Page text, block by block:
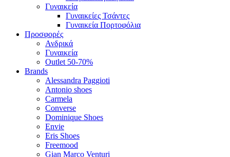
Γυναικεία
Γυναικείες Τσάντες
Γυναικεία Πορτοφόλια
Προσφορές
Ανδρικά
Γυναικεία
Outlet 50-70%
Brands
Alessandra Paggioti
Antonio shoes
Carmela
Converse
Dominique Shoes
Envie
Eris Shoes
Freemood
Gian Marco Venturi